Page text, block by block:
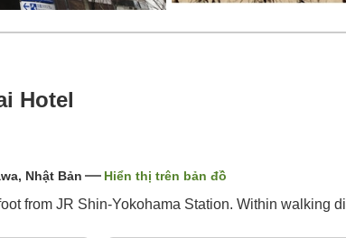
Hotel
Nhật Bản Hiển thị trên bản đồ
from JR Shin-Yokohama Station. Within walking